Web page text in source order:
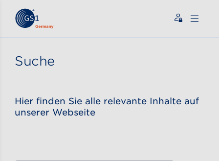
Zum Inhalt gehen
Suche
Hier finden Sie alle relevante Inhalte auf
unserer Webseite